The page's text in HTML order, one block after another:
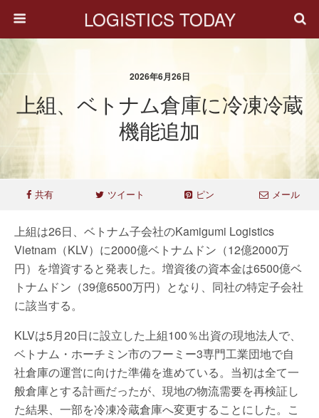
LOGISTICS TODAY
2026年6月26日
上組、ベトナム倉庫に冷凍冷蔵
機能追加
共有 ツイート ピン メール
上組は26日、ベトナム子会社のKamigumi Logistics
Vietnam（KLV）に2000億ベトナムドン（12億2000万
円）を増資すると発表した。増資後の資本金は6500億ベ
トナムドン（39億6500万円）となり、同社の特定子会社
に該当する。
KLVは5月20日に設立した上組100％出資の現地法人で、
ベトナム・ホーチミン市のフーミー3専門工業団地で自
社倉庫の運営に向けた準備を進めている。当初は全て一
般倉庫とする計画だったが、現地の物流需要を再検証し
た結果、一部を冷凍冷蔵倉庫へ変更することにした。こ